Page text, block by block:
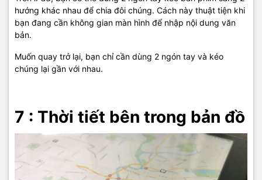
hướng khác nhau để chia đôi chúng. Cách này thuật tiện khi
bạn đang cần không gian màn hình để nhập nội dung văn
bản.
Muốn quay trở lại, bạn chỉ cần dùng 2 ngón tay và kéo
chúng lại gần với nhau.
7 : Thời tiết bên trong bản đồ